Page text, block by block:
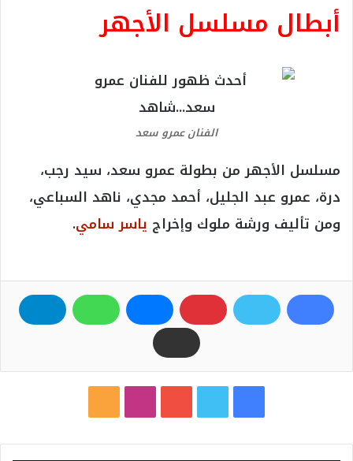
أبطال مسلسل الأجهر
الفنان عمرو سعد
مسلسل الأجهر من بطولة عمرو سعد، سيد رجب،
درة، عمرو عبد الجليل، أحمد مجدي، ناهد السباعي،
ومن تأليف ورشة ملوك وإخراج ياسر سامي.